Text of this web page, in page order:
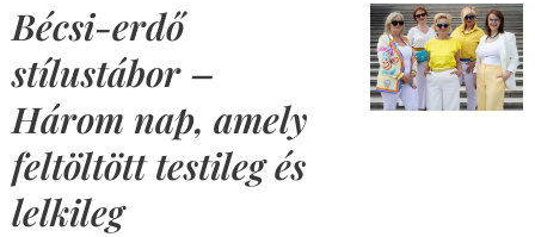
Bécsi-erdő
stílustábor –
Három nap, amely
feltöltött testileg és
lelkileg